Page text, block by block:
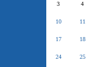
3 4
10 11
17 18
24 25